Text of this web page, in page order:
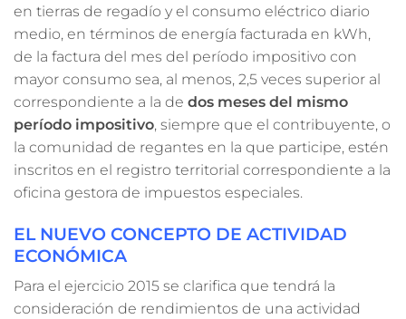
en tierras de regadío y el consumo eléctrico diario
medio, en términos de energía facturada en kWh,
de la factura del mes del período impositivo con
mayor consumo sea, al menos, 2,5 veces superior al
correspondiente a la de dos meses del mismo
período impositivo, siempre que el contribuyente, o
la comunidad de regantes en la que participe, estén
inscritos en el registro territorial correspondiente a la
oficina gestora de impuestos especiales.
EL NUEVO CONCEPTO DE ACTIVIDAD
ECONÓMICA
Para el ejercicio 2015 se clarifica que tendrá la
consideración de rendimientos de una actividad